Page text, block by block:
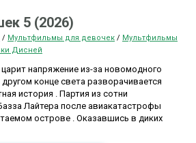
5 (2026)
/ Мультфильмы для девочек / Мультфильмы
Дисней
напряжение из-за новомодного
конце света разворачивается
история . Партия из сотни
Лайтера после авиакатастрофы
острове . Оказавшись в диких